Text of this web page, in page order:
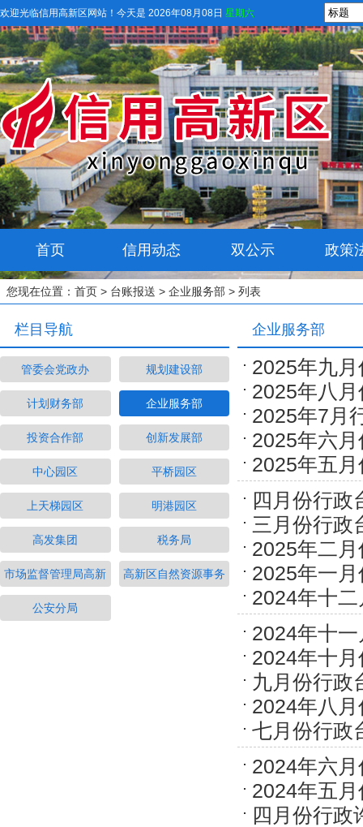
欢迎光临信用高新区网站！ 今天是 2026年08月08日 星期六
首页 信用动态 双公示 政策
您现在位置： 首页 > 台账报送 > 企业服务部 > 列表
栏目导航
管委会党政办 规划建设部
计划财务部 企业服务部
投资合作部 创新发展部
中心园区 平桥园区
上天梯园区 明港园区
高发集团 税务局
市场监督管理局高新 高新区自然资源事务
公安分局
企业服务部
2025年九
2025年八
2025年7月
2025年六
2025年五
四月份行政
三月份行政
2025年二
2025年一
2024年十
2024年十
2024年十
九月份行政
2024年八
七月份行政
2024年六
2024年五
四月份行政